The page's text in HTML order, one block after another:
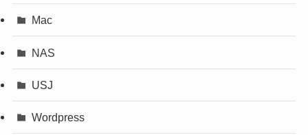
Mac
NAS
USJ
Wordpress